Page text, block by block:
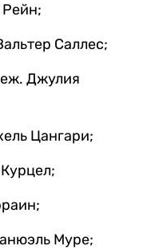
Саллес;
Джулия
Цангари;
Муре;